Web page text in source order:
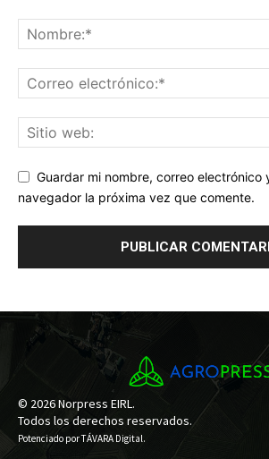
Guardar mi nombre, correo electrónico
navegador la próxima vez que comente.
© 2026 Norpress EIRL.
Todos los derechos reservados.
Potenciado porTÁVARA Digital.